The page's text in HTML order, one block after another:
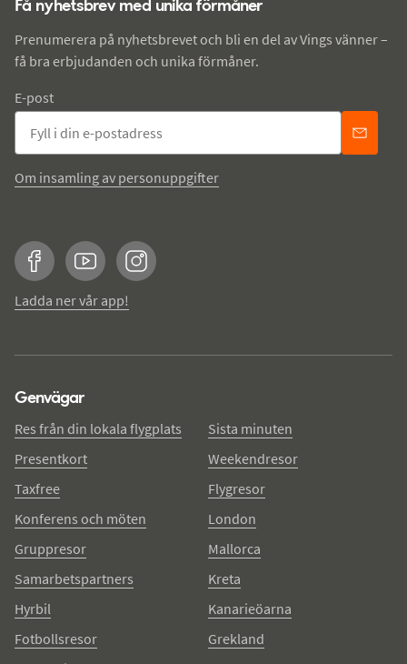
Få nyhetsbrev med unika förmåner
Prenumerera på nyhetsbrevet och bli en del av Vings vänner –
få bra erbjudanden och unika förmåner.
E-post
Om insamling av personuppgifter
FacebookYouTubeInstagram
Ladda ner vår app!
Genvägar
Res från din lokala flygplats
Presentkort
Taxfree
Konferens och möten
Gruppresor
Samarbetspartners
Hyrbil
Fotbollsresor
Sista minuten
Weekendresor
Flygresor
London
Mallorca
Kreta
Kanarieöarna
Grekland